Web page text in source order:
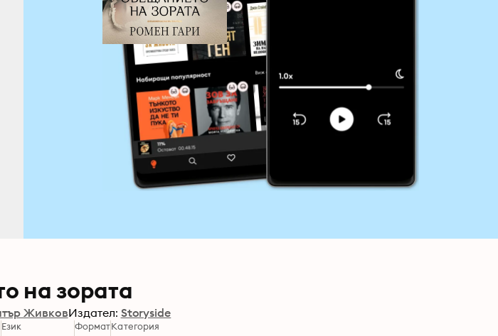
на зората
ЖивковИздател: Storyside
Език ФорматКатегория